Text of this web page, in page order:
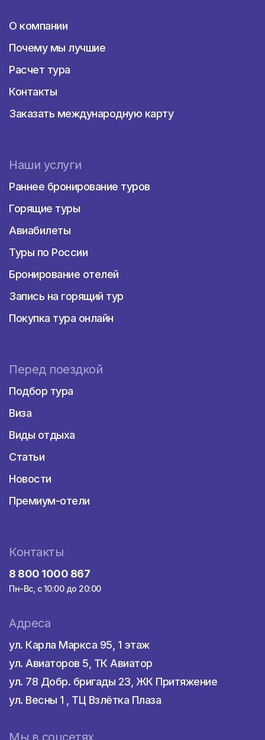
О компании
Почему мы лучшие
Расчет тура
Контакты
Заказать международную карту
Наши услуги
Раннее бронирование туров
Горящие туры
Авиабилеты
Туры по России
Бронирование отелей
Запись на горящий тур
Покупка тура онлайн
Перед поездкой
Подбор тура
Виза
Виды отдыха
Статьи
Новости
Премиум-отели
Контакты
8 800 1000 867
Пн-Вс, с 10:00 до 20:00
Адреса
ул. Карла Маркса 95, 1 этаж
ул. Авиаторов 5, ТК Авиатор
ул. 78 Добр. бригады 23, ЖК Притяжение
ул. Весны 1 , ТЦ Взлётка Плаза
Мы в соцсетях